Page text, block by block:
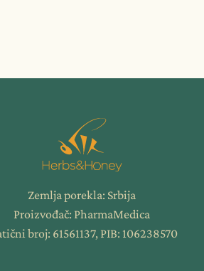
Zemlja porekla: Srbija
Proizvođač: PharmaMedica
broj: 61561137, PIB: 106238570